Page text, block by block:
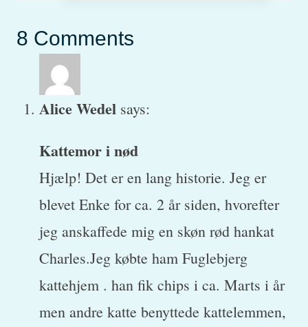
forståelig
8 Comments
Alice Wedel says:
Kattemor i nød
Hjælp! Det er en lang historie. Jeg er
blevet Enke for ca. 2 år siden, hvorefter
jeg anskaffede mig en skøn rød hankat
Charles.Jeg købte ham Fuglebjerg
kattehjem . han fik chips i ca. Marts i år
men andre katte benyttede kattelemmen,